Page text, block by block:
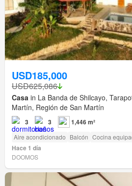
USD185,000
USD625,086
Casa in La Banda de Shilcayo,
Martín, Región de San Martín
3 3 1,446 m²
Aire acondicionado Balcón Cocina
Hace 1 día
DOOMOS